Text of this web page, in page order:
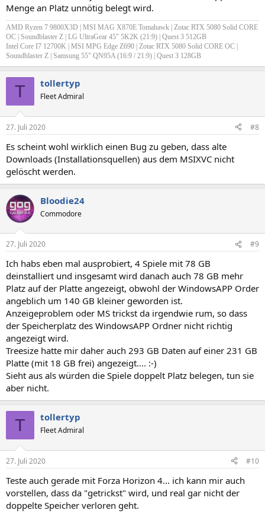
Menge an Platz unnötig belegt wird.
AMD Ryzen 7 9800X3D | MSI MAG X870E Tomahawk | Zotac RTX 5080 Solid CORE
OC | Soundblaster Z | LG UltraGear 45" 5K2K (21:9) | Quest 3 512GB
Intel Core I7 12700K | MSI MPG Edge Z690 | Zotac RTX 5080 Solid CORE OC |
Soundblaster Z |
Samsung 55" QN95A (16:9 / 21:9) | Quest 3 128GB
T tollertyp
Fleet Admiral
27. Juli 2020 #8
Es scheint wohl wirklich einen Bug zu geben, dass alte
Downloads (Installationsquellen) aus dem MSIXVC nicht
gelöscht werden.
Bloodie24
Commodore
27. Juli 2020 #9
Ich habs eben mal ausprobiert, 4 Spiele mit 78 GB
deinstalliert und insgesamt wird danach auch 78 GB mehr
Platz auf der Platte angezeigt, obwohl der WindowsAPP Order
angeblich um 140 GB kleiner geworden ist.
Anzeigeproblem oder MS trickst da irgendwie rum, so dass
der Speicherplatz des WindowsAPP Ordner nicht richtig
angezeigt wird.
Treesize hatte mir daher auch 293 GB Daten auf einer 231 GB
Platte (mit 18 GB frei) angezeigt.... :-)
Sieht aus als würden die Spiele doppelt Platz belegen, tun sie
aber nicht.
T tollertyp
Fleet Admiral
27. Juli 2020 #10
Teste auch gerade mit Forza Horizon 4... ich kann mir auch
vorstellen, dass da "getrickst" wird, und real gar nicht der
doppelte Speicher verloren geht.